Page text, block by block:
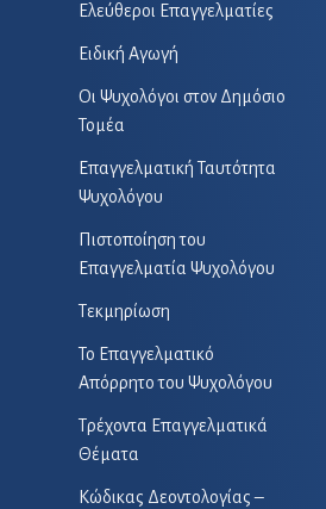
Ελεύθεροι Επαγγελματίες
Ειδική Αγωγή
Οι Ψυχολόγοι στον Δημόσιο
Τομέα
Επαγγελματική Ταυτότητα
Ψυχολόγου
Πιστοποίηση του
Επαγγελματία Ψυχολόγου
Τεκμηρίωση
Το Επαγγελματικό
Απόρρητο του Ψυχολόγου
Τρέχοντα Επαγγελματικά
Θέματα
Κώδικας Δεοντολογίας –